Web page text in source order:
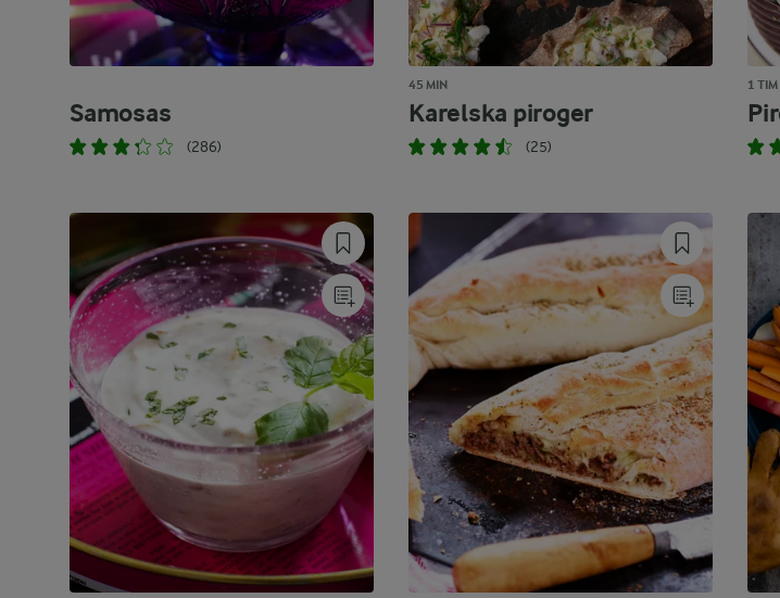
Samosas
(286)
45 MIN
Karelska piroger
(25)
1 TIM